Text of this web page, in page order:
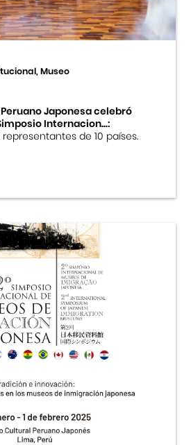
Museo
Japonesa celebró
Internacion...:
representantes de 10 países.